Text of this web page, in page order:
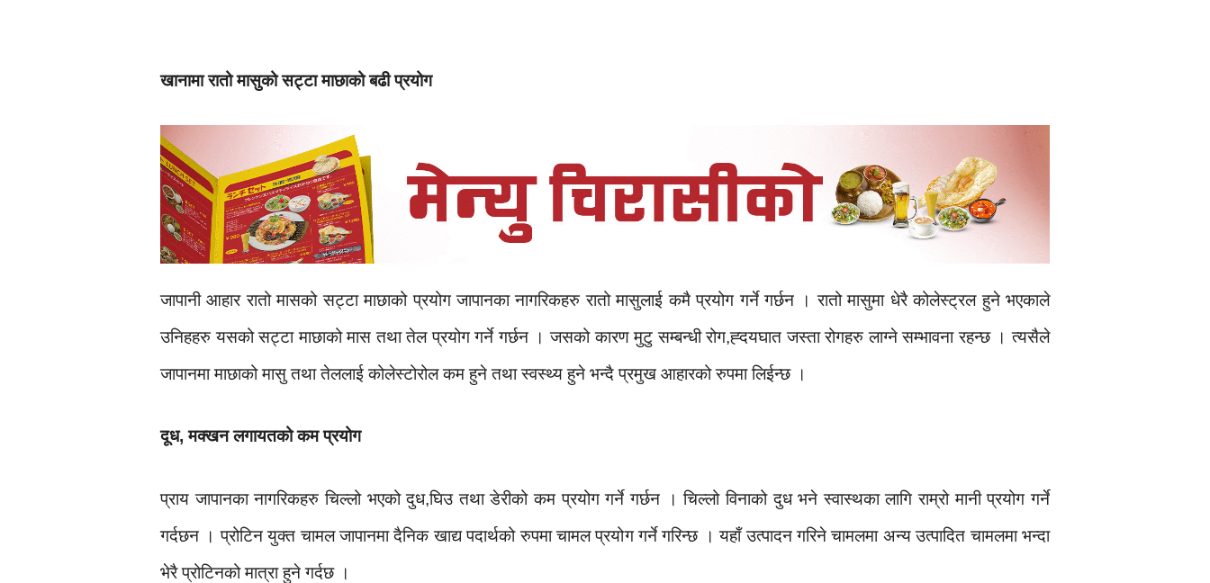
खानामा रातो मासुको सट्टा माछाको बढी प्रयोग
जापानी आहार रातो मासको सट्टा माछाको प्रयोग जापानका नागरिकहरु रातो मासुलाई कमै प्रयोग गर्ने गर्छन । रातो मासुमा धेरै कोलेस्ट्रल हुने भएकाले
उनिहहरु यसको सट्टा माछाको मास तथा तेल प्रयोग गर्ने गर्छन । जसको कारण मुटु सम्बन्धी रोग,ह्दयघात जस्ता रोगहरु लाग्ने सम्भावना रहन्छ । त्यसैले
जापानमा माछाको मासु तथा तेललाई कोलेस्टोरोल कम हुने तथा स्वस्थ्य हुने भन्दै प्रमुख आहारको रुपमा लिईन्छ ।
दूध, मक्खन लगायतको कम प्रयोग
प्राय जापानका नागरिकहरु चिल्लो भएको दुध,घिउ तथा डेरीको कम प्रयोग गर्ने गर्छन । चिल्लो विनाको दुध भने स्वास्थका लागि राम्रो मानी प्रयोग गर्ने
गर्दछन । प्रोटिन युक्त चामल जापानमा दैनिक खाद्य पदार्थको रुपमा चामल प्रयोग गर्ने गरिन्छ । यहाँ उत्पादन गरिने चामलमा अन्य उत्पादित चामलमा भन्दा
भेरै प्रोटिनको मात्रा हुने गर्दछ ।